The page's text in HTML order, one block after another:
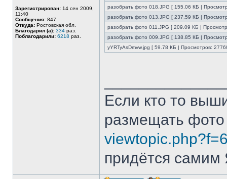
Зарегистрирован: 14 сен 2009,
11:40
Сообщения: 847
Откуда: Ростовская обл.
Благодарил (а): 334 раз.
Поблагодарили: 6218 раз.
разобрать фото 018.JPG [ 155.06 КБ |
разобрать фото 013.JPG [ 237.59 КБ |
разобрать фото 011.JPG [ 209.09 КБ |
разобрать фото 009.JPG [ 138.85 КБ |
yYRTyAsDmvw.jpg [ 59.78 КБ | Просмотров:
Если кто то
размещать фото
придётся самим